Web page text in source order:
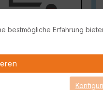
based Inline Malware
bestmögliche Erfahrung